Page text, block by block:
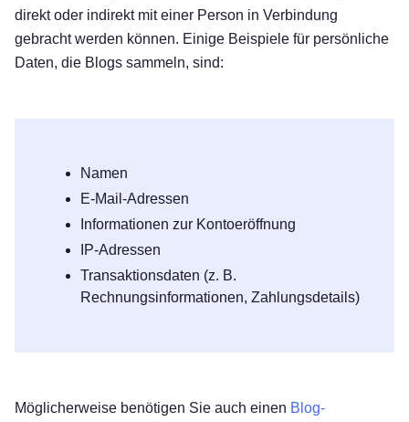
direkt oder indirekt mit einer Person in Verbindung
gebracht werden können. Einige Beispiele für persönliche
Daten, die Blogs sammeln, sind:
Namen
E-Mail-Adressen
Informationen zur Kontoeröffnung
IP-Adressen
Transaktionsdaten (z. B.
Rechnungsinformationen, Zahlungsdetails)
Möglicherweise benötigen Sie auch einen Blog-